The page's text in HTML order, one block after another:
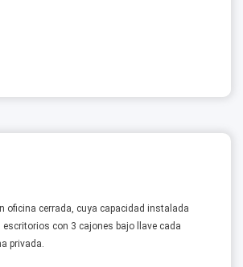
oficina cerrada, cuya capacidad instalada
escritorios con 3 cajones bajo llave cada
privada.